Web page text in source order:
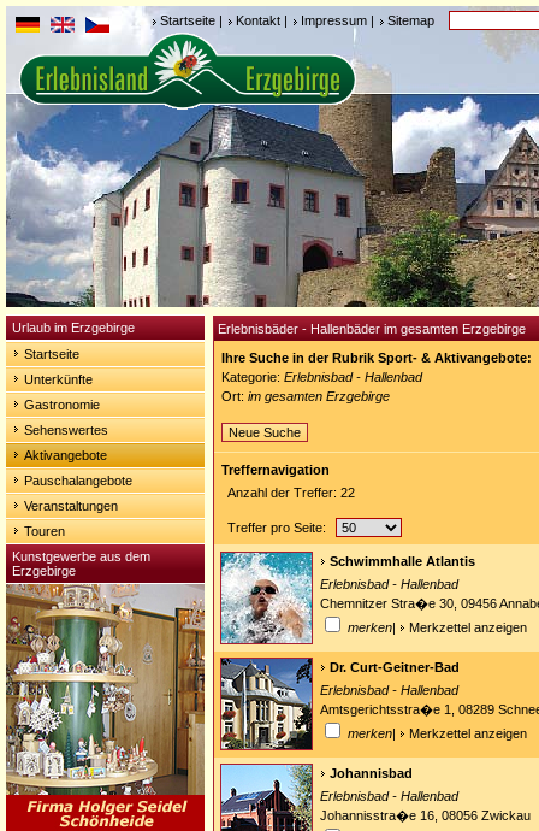
Startseite | Kontakt | Impressum | Sitemap
Urlaub im Erzgebirge
Startseite
Unterkünfte
Gastronomie
Sehenswertes
Aktivangebote
Pauschalangebote
Veranstaltungen
Touren
Kunstgewerbe aus dem
Erzgebirge
Erlebnisbäder - Hallenbäder im gesamten Erzgebirge
Ihre Suche in der Rubrik Sport- & Aktivangebote:
Kategorie: Erlebnisbad - Hallenbad
Ort: im gesamten Erzgebirge
Neue Suche
Treffernavigation
Anzahl der Treffer: 22
Treffer pro Seite:
Schwimmhalle Atlantis
Erlebnisbad - Hallenbad
Chemnitzer Stra�e 30, 09456
merken| Merkzettel anzeigen
Dr. Curt-Geitner-Bad
Erlebnisbad - Hallenbad
Amtsgerichtsstra�e 1, 08289
merken| Merkzettel anzeigen
Johannisbad
Erlebnisbad - Hallenbad
Johannisstra�e 16, 08056 Zwickau